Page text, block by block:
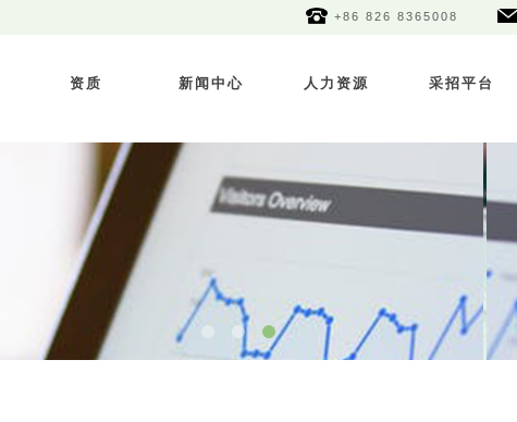
+86 826 8365008
资质 新闻中心 人力资源 采招平台